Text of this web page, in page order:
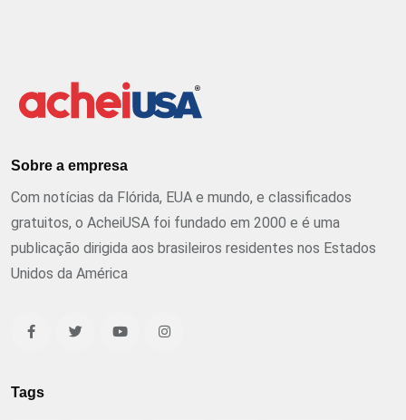
Sobre a empresa
Com notícias da Flórida, EUA e mundo, e classificados
gratuitos, o AcheiUSA foi fundado em 2000 e é uma
publicação dirigida aos brasileiros residentes nos Estados
Unidos da América
Tags